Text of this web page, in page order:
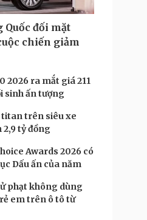
đối mặt
chiến giảm
2026 ra mắt giá 211
sinh ấn tượng
titan trên siêu xe
2,9 tỷ đồng
Awards 2026 có
Dấu ấn của năm
phạt không dùng
em trên ô tô từ